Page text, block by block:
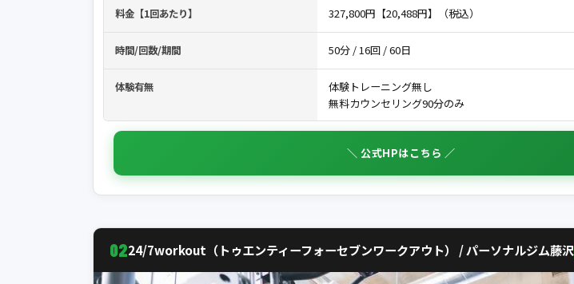
料金【1回あたり】 327,800円【20,488円】（税込）
時間/回数/期間 50分 / 16回 / 60日
体験有無
体験トレーニング無し
無料カウンセリング90分のみ
＼ 公式HPはこちら ／
0224/7workout（トゥエンティーフォーセブンワークアウト） / パーソナルジム藤沢